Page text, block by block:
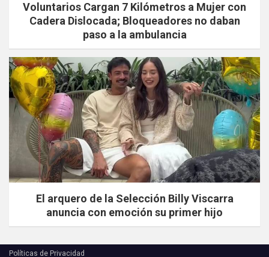
Voluntarios Cargan 7 Kilómetros a Mujer con
Cadera Dislocada; Bloqueadores no daban
paso a la ambulancia
El arquero de la Selección Billy Viscarra
anuncia con emoción su primer hijo
Políticas de Privacidad